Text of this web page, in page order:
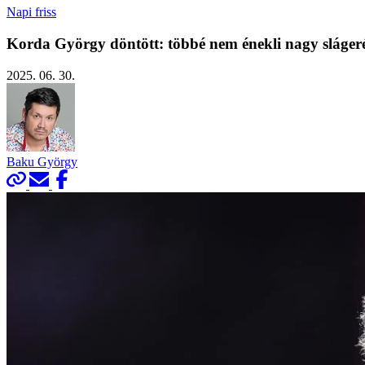
Napi friss
Korda György döntött: többé nem énekli nagy
2025. 06. 30.
Baku György